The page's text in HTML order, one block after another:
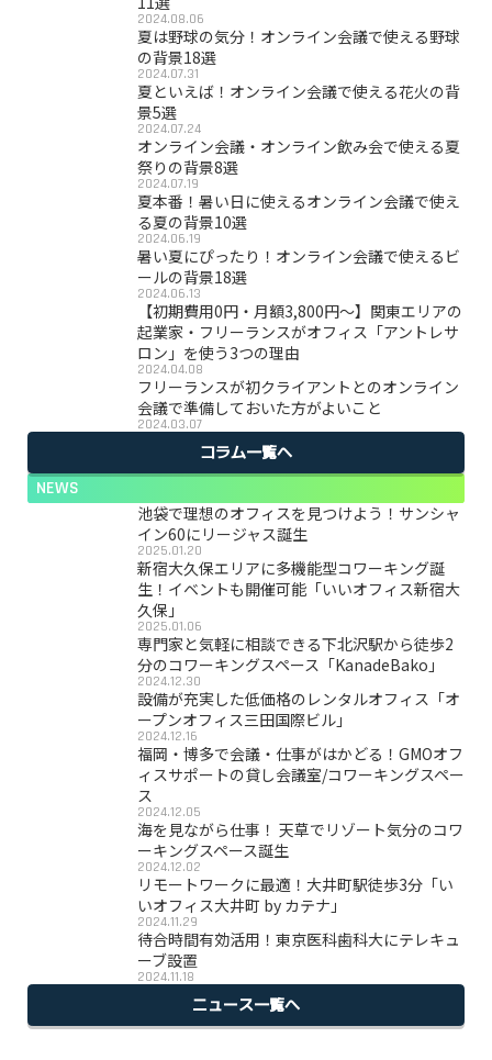
2024.08.06
夏は野球の気分！オンライン会議で使える野球
の背景18選
2024.07.31
夏といえば！オンライン会議で使える花火の背
景5選
2024.07.24
オンライン会議・オンライン飲み会で使える夏
祭りの背景8選
2024.07.19
夏本番！暑い日に使えるオンライン会議で使え
る夏の背景10選
2024.06.19
暑い夏にぴったり！オンライン会議で使えるビ
ールの背景18選
2024.06.13
【初期費用0円・月額3,800円〜】関東エリアの
起業家・フリーランスがオフィス「アントレサ
ロン」を使う3つの理由
2024.04.08
フリーランスが初クライアントとのオンライン
会議で準備しておいた方がよいこと
2024.03.07
コラム一覧へ
NEWS
池袋で理想のオフィスを見つけよう！サンシャ
イン60にリージャス誕生
2025.01.20
新宿大久保エリアに多機能型コワーキング誕
生！イベントも開催可能「いいオフィス新宿大
久保」
2025.01.06
専門家と気軽に相談できる下北沢駅から徒歩2
分のコワーキングスペース「KanadeBako」
2024.12.30
設備が充実した低価格のレンタルオフィス「オ
ープンオフィス三田国際ビル」
2024.12.16
福岡・博多で会議・仕事がはかどる！GMOオフ
ィスサポートの貸し会議室/コワーキングスペー
ス
2024.12.05
海を見ながら仕事！ 天草でリゾート気分のコワ
ーキングスペース誕生
2024.12.02
リモートワークに最適！大井町駅徒歩3分「い
いオフィス大井町 by カテナ」
2024.11.29
待合時間有効活用！東京医科歯科大にテレキュ
ーブ設置
2024.11.18
ニュース一覧へ